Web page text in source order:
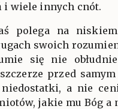
i wiele innych cnót.
polega na
swoich
się nie
przed
niedostatki, a nie
jakie mu Bóg a